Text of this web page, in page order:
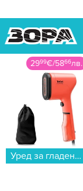
14799€/28945лв.
Сешоар Rowenta HY9430E0 Maestria...